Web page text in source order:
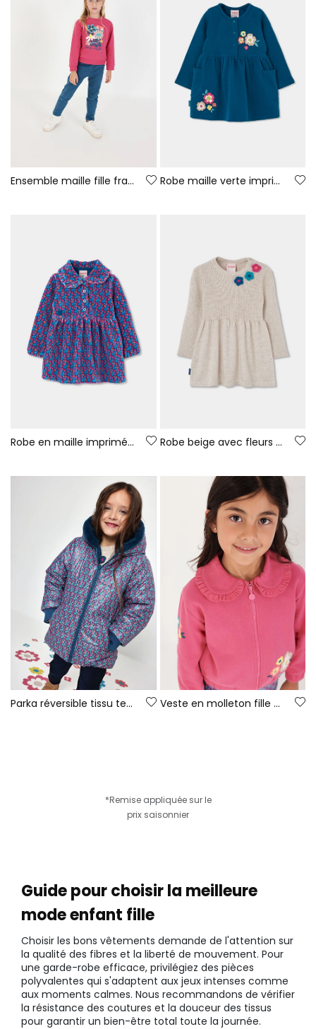
Ensemble maille fille fraise imprimé fleurs Robe maille verte imprimée de fleurs
Robe en maille imprimée fleurs bleu et rose Robe beige avec fleurs au crochet
Parka réversible tissu technique fille verte Veste en molleton fille fraise imprimé fleurs
*Remise appliquée sur le
prix saisonnier
Guide pour choisir la meilleure
mode enfant fille
Choisir les bons vêtements demande de l'attention sur
la qualité des fibres et la liberté de mouvement. Pour
une garde-robe efficace, privilégiez des pièces
polyvalentes qui s'adaptent aux jeux intenses comme
aux moments calmes. Nous recommandons de vérifier
la résistance des coutures et la douceur des tissus
pour garantir un bien-être total toute la journée.